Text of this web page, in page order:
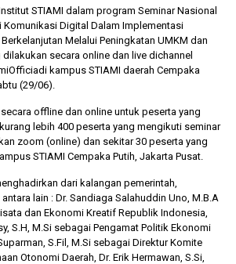
STIAMI dalam program Seminar Nasional
Komunikasi Digital Dalam Implementasi
Melalui Peningkatan UMKM dan
secara online dan live dichannel
kampus STIAMI daerah Cempaka
(29/06).
offline dan online untuk peserta yang
lebih 400 peserta yang mengikuti seminar
zoom (online) dan sekitar 30 peserta yang
STIAMI Cempaka Putih, Jakarta Pusat.
dari kalangan pemerintah,
lain : Dr. Sandiaga Salahuddin Uno, M.B.A
dan Ekonomi Kreatif Republik Indonesia,
S.H, M.Si sebagai Pengamat Politik Ekonomi
S.Fil, M.Si sebagai Direktur Komite
Otonomi Daerah, Dr. Erik Hermawan, S.Si,